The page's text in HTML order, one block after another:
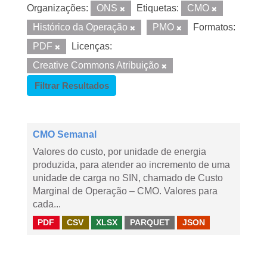
Organizações: ONS Etiquetas:
CMO
Histórico da Operação
PMO
Formatos:
PDF
Licenças:
Creative Commons Atribuição
Filtrar Resultados
CMO Semanal
Valores do custo, por unidade de energia
produzida, para atender ao incremento de uma
unidade de carga no SIN, chamado de Custo
Marginal de Operação – CMO. Valores para
cada...
PDF CSV XLSX PARQUET JSON